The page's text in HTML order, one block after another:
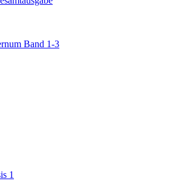
Band 1-3
1